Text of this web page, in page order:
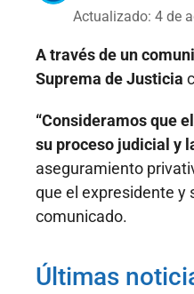
Actualizado: 4 de
A través de un
Suprema de Justicia
“Consideramos que
su proceso judicial y
aseguramiento
que el expresidente y
comunicado.
Últimas